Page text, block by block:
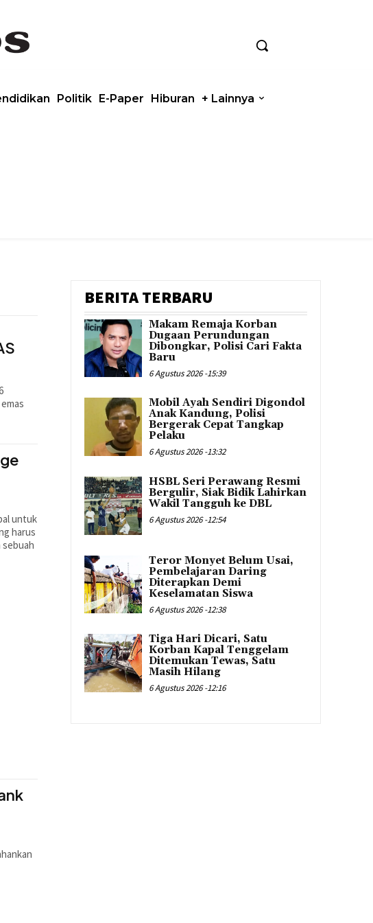
Politik E-Paper Hiburan + Lainnya
untuk
harus
BERITA TERBARU
Makam Remaja Korban
Dugaan Perundungan
Dibongkar, Polisi Cari Fakta
Baru
6 Agustus 2026 -15:39
Mobil Ayah Sendiri Digondol
Anak Kandung, Polisi
Bergerak Cepat Tangkap
Pelaku
6 Agustus 2026 -13:32
HSBL Seri Perawang Resmi
Bergulir, Siak Bidik Lahirkan
Wakil Tangguh ke DBL
6 Agustus 2026 -12:54
Teror Monyet Belum Usai,
Pembelajaran Daring
Diterapkan Demi
Keselamatan Siswa
6 Agustus 2026 -12:38
Tiga Hari Dicari, Satu
Korban Kapal Tenggelam
Ditemukan Tewas, Satu
Masih Hilang
6 Agustus 2026 -12:16